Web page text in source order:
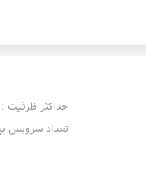
حداکثر ظرفیت :
تعداد سرویس